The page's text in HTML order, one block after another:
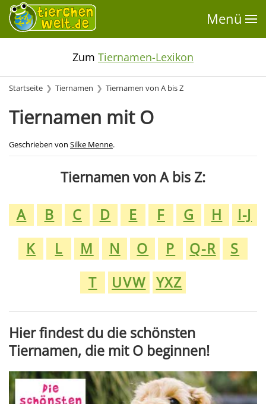
Menü
Zum Tiernamen-Lexikon
Startseite Tiernamen Tiernamen von A bis Z
Tiernamen mit O
Geschrieben von Silke Menne.
Tiernamen von A bis Z:
A
B C D E F G H
I-J
K
L M N O P Q-R
S
T
UVW YXZ
Hier findest du die schönsten
Tiernamen, die mit O beginnen!